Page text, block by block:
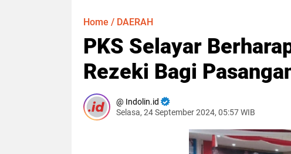
Home / DAERAH
PKS Selayar
Rezeki Bagi
Indolin.id
Selasa, 24 September 2024, 05:57 WIB